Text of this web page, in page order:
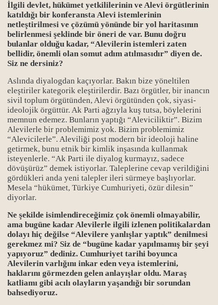
İlgili devlet, hükümet yetkililerinin ve Alevi örgütlerinin
katıldığı bir konferansta Alevi istemlerinin
netleştirilmesi ve çözümü yönünde bir yol haritasının
belirlenmesi şeklinde bir öneri de var. Bunu doğru
bulanlar olduğu kadar, “Alevilerin istemleri zaten
bellidir, önemli olan somut adım atılmasıdır” diyen de.
Siz ne dersiniz?
Aslında diyalogdan kaçıyorlar. Bakın bize yöneltilen
eleştiriler kategorik eleştirilerdir. Bazı örgütler, bir inancın
sivil toplum örgütünden, Alevi örgütünden çok, siyasi-
ideolojik örgüttür. Ak Parti ağzıyla kuş tutsa, böylelerini
memnun edemez. Bunların yaptığı “Aleviciliktir”. Bizim
Alevilerle bir problemimiz yok. Bizim problemimiz
“Alevicilerle”. Aleviliği post modern bir ideoloji haline
getirmek, bunu etnik bir kimlik inşasında kullanmak
isteyenlerle. “Ak Parti ile diyalog kurmayız, sadece
dövüşürüz” demek istiyorlar. Taleplerine cevap verildiğini
gördükleri anda yeni talepler ileri sürmeye başlıyorlar.
Mesela “hükümet, Türkiye Cumhuriyeti, özür dilesin”
diyorlar.
Ne şekilde isimlendireceğimiz çok önemli olmayabilir,
ama bugüne kadar Alevilerle ilgili izlenen politikalardan
dolayı hiç değilse “Alevilere yanlışlar yaptık” denilmesi
gerekmez mi? Siz de “bugüne kadar yapılmamış bir şeyi
yapıyoruz” dediniz. Cumhuriyet tarihi boyunca
Alevilerin varlığını inkar eden veya istemlerini,
haklarını görmezden gelen anlayışlar oldu. Maraş
katliamı gibi acılı olayların yaşandığı bir sorundan
bahsediyoruz.